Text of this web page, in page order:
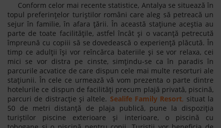
Conform celor mai recente statistice, Antalya se situează în
topul preferințelor turiștilor români care aleg să petreacă un
sejur în familie, în afara țării. În această stațiune aceștia au
parte de toate facilitățile, astfel încât și o vacanță petrecută
împreună cu copiii să se dovedească o experiență plăcută. În
timp ce adulții își vor reîncărca bateriile și se vor relaxa, cei
mici se vor distra pe cinste, simțindu-se ca în paradis în
parcurile acvatice de care dispun cele mai multe resorturi ale
stațiunii. În cele ce urmează vă vom prezenta o parte dintre
hotelurile ce dispun de facilități precum plajă privată, piscină,
parcuri de distracție și altele. Sealife Family Resort, situat la
50 de metri distanță de plaja publică, pune la dispoziția
turiștilor piscine exterioare și interioare, o piscină cu